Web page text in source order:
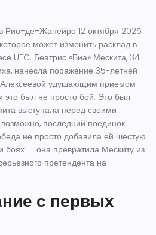
в Рио-де-Жанейро 12 октября 2025
может изменить расклад в
UFC. Беатрис «Биа» Мескита, 34-
нанесла поражение 35-летней
удушающим приемом
это был не просто бой. Это был
выступала перед своими
последний поединок
не просто добавила ей шестую
боях — она превратила Мескиту из
претендента на
с первых